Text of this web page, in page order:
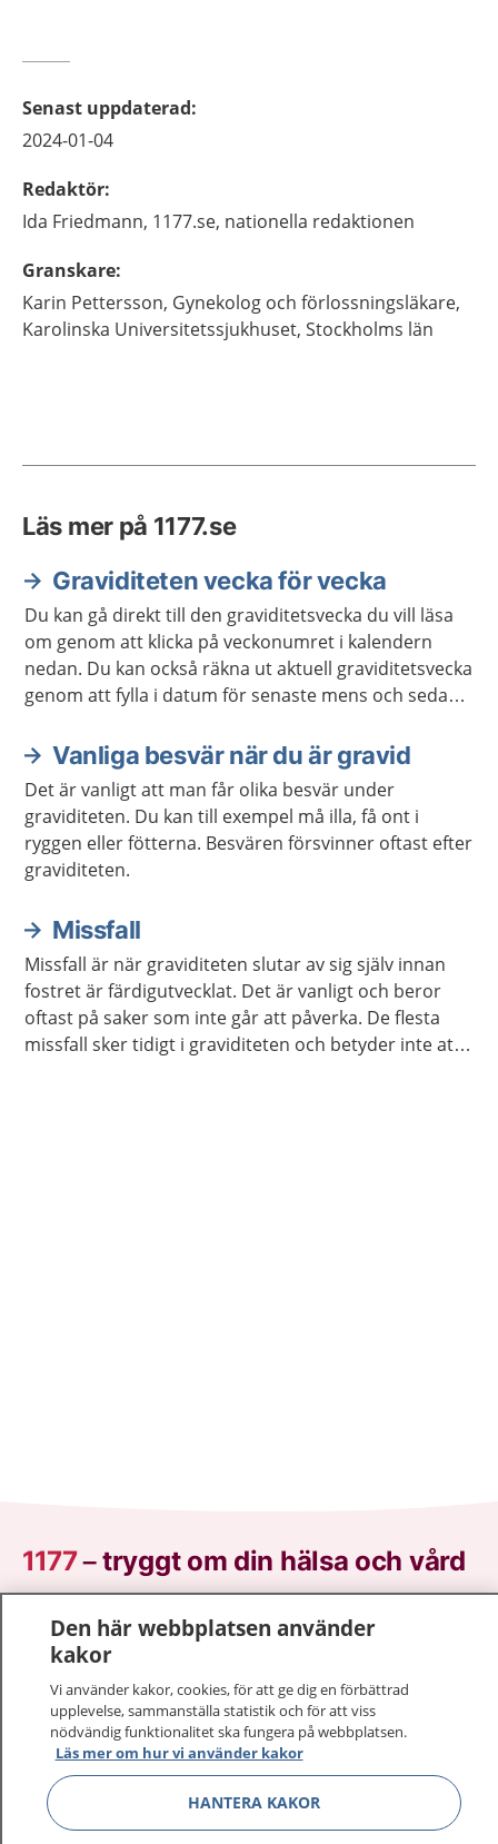
Senast uppdaterad:
2024-01-04
Redaktör:
Ida Friedmann, 1177.se, nationella redaktionen
Granskare:
Karin Pettersson, Gynekolog och förlossningsläkare,
Karolinska Universitetssjukhuset, Stockholms län
Läs mer på 1177.se
Graviditeten vecka för vecka
Du kan gå direkt till den graviditetsvecka du vill läsa
om genom att klicka på veckonumret i kalendern
nedan. Du kan också räkna ut aktuell graviditetsvecka
genom att fylla i datum för senaste mens och sedan
beräknat födelsedatum kan i stället ange det direkt.
Vanliga besvär när du är gravid
Det är vanligt att man får olika besvär under
graviditeten. Du kan till exempel må illa, få ont i
ryggen eller fötterna. Besvären försvinner oftast efter
graviditeten.
Missfall
Missfall är när graviditeten slutar av sig själv innan
fostret är färdigutvecklat. Det är vanligt och beror
oftast på saker som inte går att påverka. De flesta
missfall sker tidigt i graviditeten och betyder inte att
1177–tryggt om din hälsa och vård
På 1177.se får du råd om hälsa och information om
sjukdomar och vilka mottagningar du kan kontakta.
Logga in för att läsa din journal och göra dina
vårdärenden. Ring telefonnummer 1177 för
sjukvårdsrådgivning dygnet runt.
1177 ger dig råd när du vill må bättre.
Den här webbplatsen använder
kakor
Vi använder kakor, cookies, för att ge dig en förbättrad
upplevelse, sammanställa statistik och för att viss
nödvändig funktionalitet ska fungera på webbplatsen.
Läs mer om hur vi använder kakor
HANTERA KAKOR